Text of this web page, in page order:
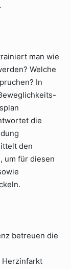
man wie
Welche
In
die
den
um für diesen
betreuen die
Herzinfarkt